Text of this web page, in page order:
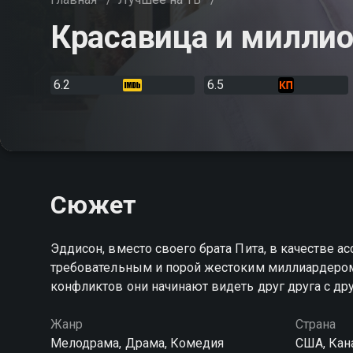
Красавица и
6.2 6.5
Сюжет
Эддисон, вместо своего брата Пита, в качестве
требовательным и порой жестоким
конфликтов они начинают видеть друг друга с
Жанр
Мелодрама, Драма, Комедия
Страна
США,